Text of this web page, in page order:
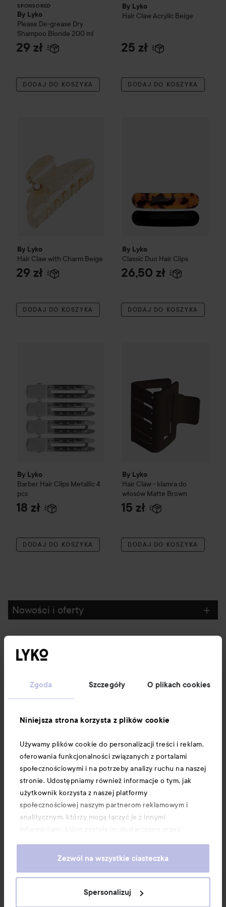
Zgoda Szczegóły O plikach cookies
Niniejsza strona korzysta z plików cookie
Używamy plików cookie do personalizacji treści i reklam,
oferowania funkcjonalności związanych z portalami
społecznościowymi i na potrzeby analizy ruchu na naszej
stronie. Udostępniamy również informacje o tym, jak
użytkownik korzysta z naszej platformy
społecznościowej naszym partnerom reklamowym i
analitycznym, którzy mogą łączyć je z innymi
informacjami, które zostały im dostarczone przez
usług. Użytkownik wyraża zgodę na używanie przez nas
plików cookie, poprzez kontynuację korzystania z naszej
strony internetowej. Informacje o tym, jak zmienić
ustawienia dotyczące plików cookie, można znaleźć w
Zezwól na wszystkie ciasteczka
Spersonalizuj
SPONSORED
By Lyko
Please De-grease Dry
Shampoo Blonde 200 ml
29 zł
DODAJ DO KOSZYKA
By Lyko
Hair Claw Acrylic Beige
25 zł
DODAJ DO KOSZYKA
By Lyko
Hair Claw with Charm Beige
29 zł
DODAJ DO KOSZYKA
By Lyko
Classic Duo Hair Clips
26,50 zł
DODAJ DO KOSZYKA
By Lyko
Barber Hair Clips Metallic 4
pcs
18 zł
DODAJ DO KOSZYKA
By Lyko
Hair Claw - klamra do
włosów Matte Brown
15 zł
DODAJ DO KOSZYKA
Nowości i oferty
Obsługa klienta
Informacje
Download our app here